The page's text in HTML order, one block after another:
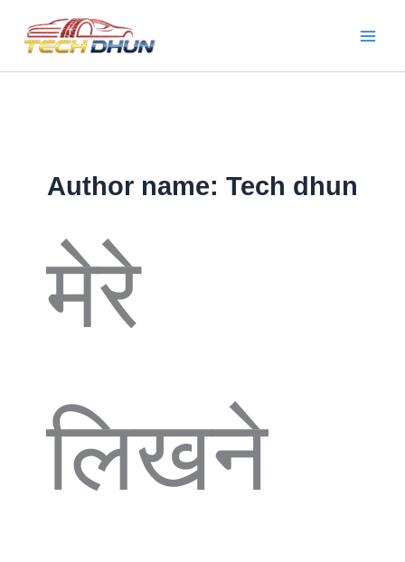
content
Author name: Tech dhun
मेरे
लिखने